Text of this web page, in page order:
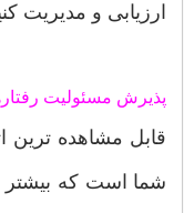
ارزیابی و مدیریت
پذیرش مسئولیت
قابل مشاهده ترین
شما است که بیشتر